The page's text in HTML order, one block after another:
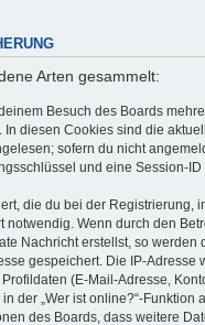
Arten gesammelt:
Besuch des Boards
diesen Cookies sind die
sofern du nicht
und eine Session-
die du bei der
Wenn durch den
Nachricht erstellst, so
gespeichert. Die IP-
(E-Mail-Adresse,
der „Wer ist online?“-
des Boards, dass weitere